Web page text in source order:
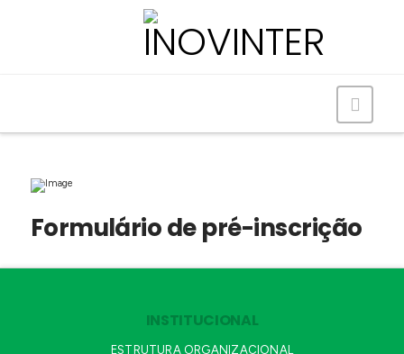
Formulário de pré-inscrição
INSTITUCIONAL
ESTRUTURA ORGANIZACIONAL